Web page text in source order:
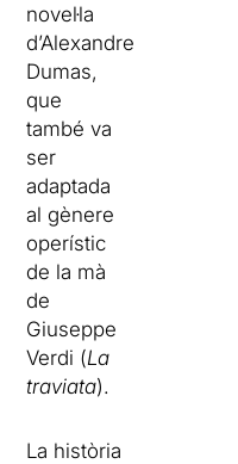
novel·la
d’Alexandre
Dumas,
que
també va
ser
adaptada
al gènere
operístic
de la mà
de
Giuseppe
Verdi (La
traviata).
La història